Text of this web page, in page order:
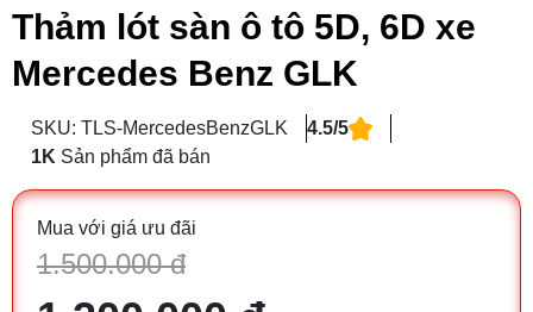
Thảm lót sàn ô tô 5D, 6D xe
Mercedes Benz GLK
SKU: TLS-MercedesBenzGLK
4.5/5
1K Sản phẩm đã bán
Mua với giá ưu đãi
1.500.000 đ